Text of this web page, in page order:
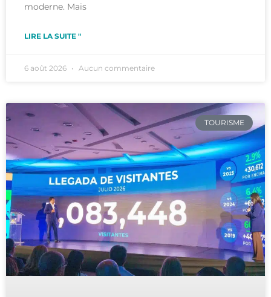
moderne. Mais
LIRE LA SUITE "
6 août 2026 Aucun commentaire
TOURISME